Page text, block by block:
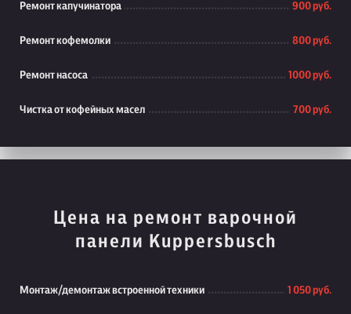
Ремонт капучинатора 900 руб.
Ремонт кофемолки 800 руб.
Ремонт насоса 1000 руб.
Чистка от кофейных масел 700 руб.
Цена на ремонт варочной
панели Kuppersbusch
Монтаж/демонтаж встроенной техники 1 050 руб.